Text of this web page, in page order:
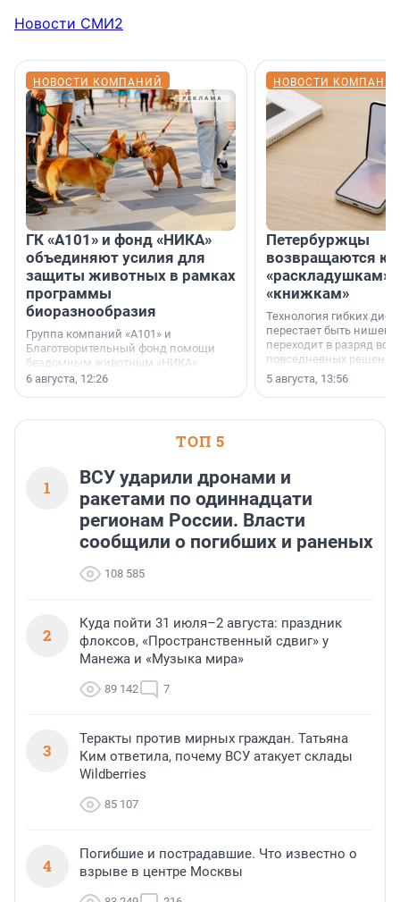
Новости СМИ2
НОВОСТИ КОМПАНИЙ
ГК «А101» и фонд «НИКА»
объединяют усилия для
защиты животных в рамках
программы
биоразнообразия
Группа компаний «А101» и
Благотворительный фонд помощи
бездомным животным «НИКА»
заключили соглашение о
6 августа, 12:26
НОВОСТИ
Петербуржцы
возвращаются к
«раскладушкам»
«книжкам»
Технология гибких
перестает быть
переходит в разряд
повседневных
5 августа, 13:56
ТОП 5
1
ВСУ ударили дронами и
ракетами по одиннадцати
регионам России. Власти
сообщили о погибших и раненых
108 585
2
Куда пойти 31 июля–2 августа: праздник
флоксов, «Пространственный сдвиг» у
Манежа и «Музыка мира»
89 142 7
3
Теракты против мирных граждан. Татьяна
Ким ответила, почему ВСУ атакует склады
Wildberries
85 107
4
Погибшие и пострадавшие. Что известно о
взрыве в центре Москвы